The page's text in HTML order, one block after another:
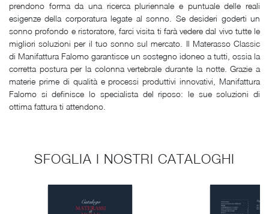
prendono forma da una ricerca pluriennale e puntuale delle reali
esigenze della corporatura legate al sonno. Se desideri goderti un
sonno profondo e ristoratore, farci visita ti farà vedere dal vivo tutte le
migliori soluzioni per il tuo sonno sul mercato. Il Materasso Classic
di Manifattura Falomo garantisce un sostegno idoneo a tutti, ossia la
corretta postura per la colonna vertebrale durante la notte. Grazie a
materie prime di qualità e processi produttivi innovativi, Manifattura
Falomo si definisce lo specialista del riposo: le sue soluzioni di
ottima fattura ti attendono.
SFOGLIA I NOSTRI CATALOGHI